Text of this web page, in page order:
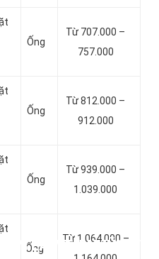
Ống
Từ 707.000 –
757.000
Ống
Từ 812.000 –
912.000
Ống
Từ 939.000 –
1.039.000
Ống
Từ 1.064.000 –
NHỎ NHẤT ★